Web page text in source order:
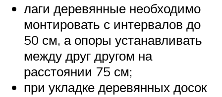
лаги деревянные необходимо
монтировать с интервалов до
50 см, а опоры устанавливать
между друг другом на
расстоянии 75 см;
при укладке деревянных досок